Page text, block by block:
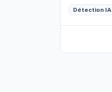
Détection IA